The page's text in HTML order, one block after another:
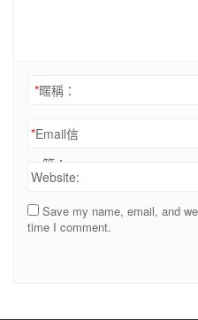
*暱稱：
*Email信
箱：
Website:
Save my name, email, and
time I comment.